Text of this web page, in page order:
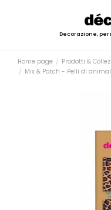
Decorazione,
Home page Prodotti &
Mix & Patch - Pelli di